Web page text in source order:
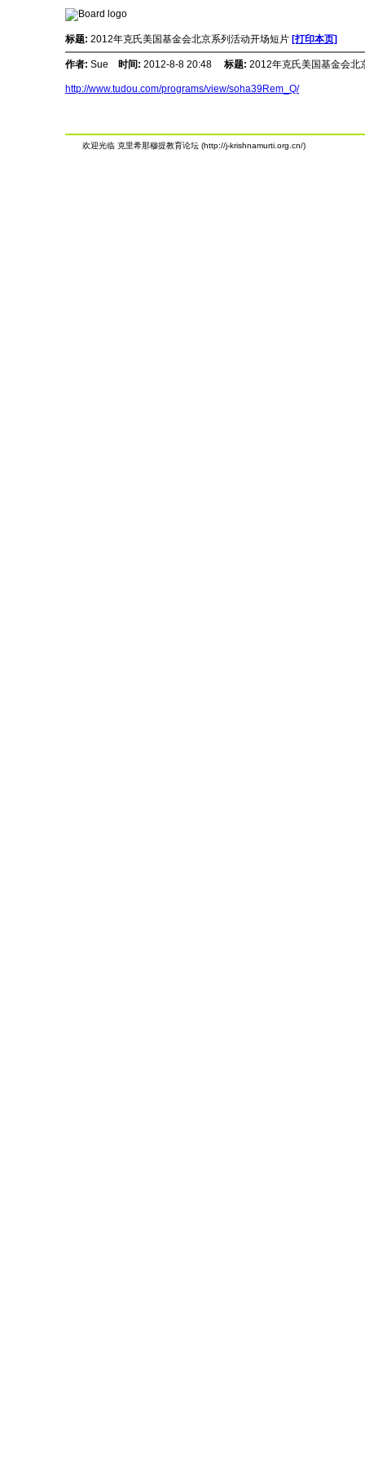
标题: 2012年克氏美国基金会北京系列活动开场短片 [打印本页]
作者: Sue 时间: 2012-8-8 20:48 标题: 2012年克氏美国基金会北
http://www.tudou.com/programs/view/soha39Rem_Q/
欢迎光临 克里希那穆提教育论坛 (http://j-krishnamurti.org.cn/)